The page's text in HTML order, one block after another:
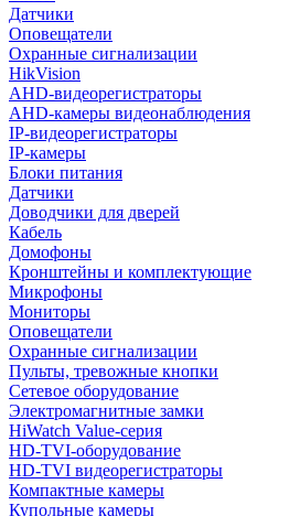
Датчики
Оповещатели
Охранные сигнализации
HikVision
AHD-видеорегистраторы
AHD-камеры видеонаблюдения
IP-видеорегистраторы
IP-камеры
Блоки питания
Датчики
Доводчики для дверей
Кабель
Домофоны
Кронштейны и комплектующие
Микрофоны
Мониторы
Оповещатели
Охранные сигнализации
Пульты, тревожные кнопки
Сетевое оборудование
Электромагнитные замки
HiWatch Value-серия
HD-TVI-оборудование
HD-TVI видеорегистраторы
Компактные камеры
Купольные камеры